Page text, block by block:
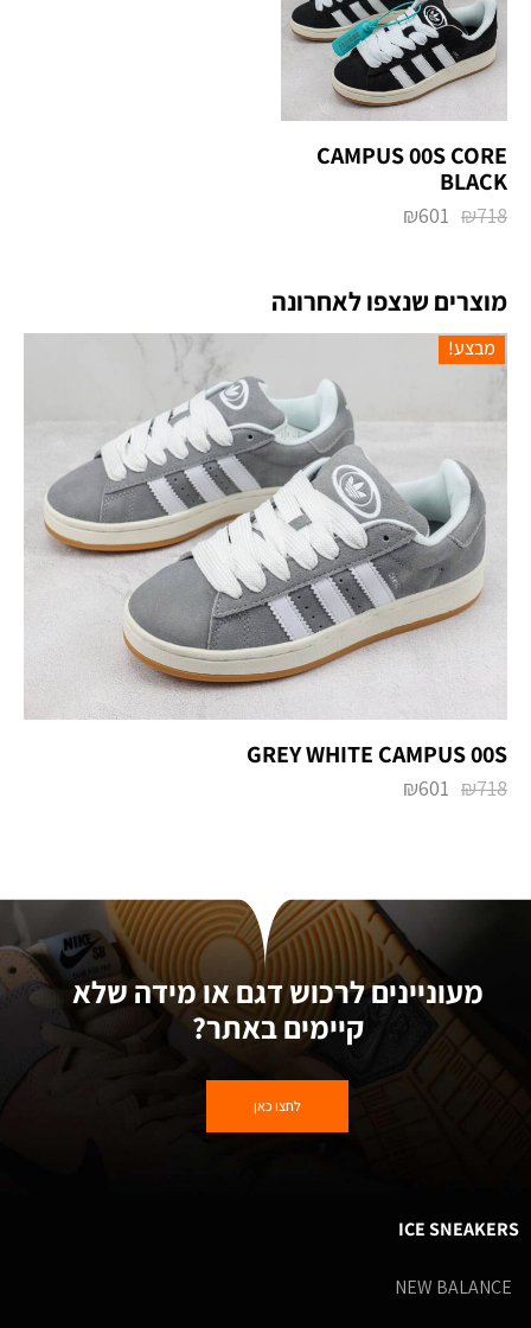
CAMPUS 00S CORE
BLACK
₪718
₪601
מוצרים שנצפו לאחרונה
מבצע!
₪718
₪601
מעוניינים לרכוש דגם או מידה שלא
קיימים באתר?
לחצו כאן
ICE SNEAKERS
NEW BALANCE